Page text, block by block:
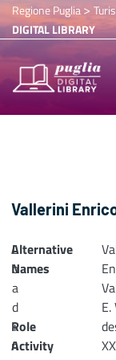
Regione Puglia>
DIGITAL LIBRARY
Vallerini
L
o
a
d
i
n
Alternative
Names
Role
Activity